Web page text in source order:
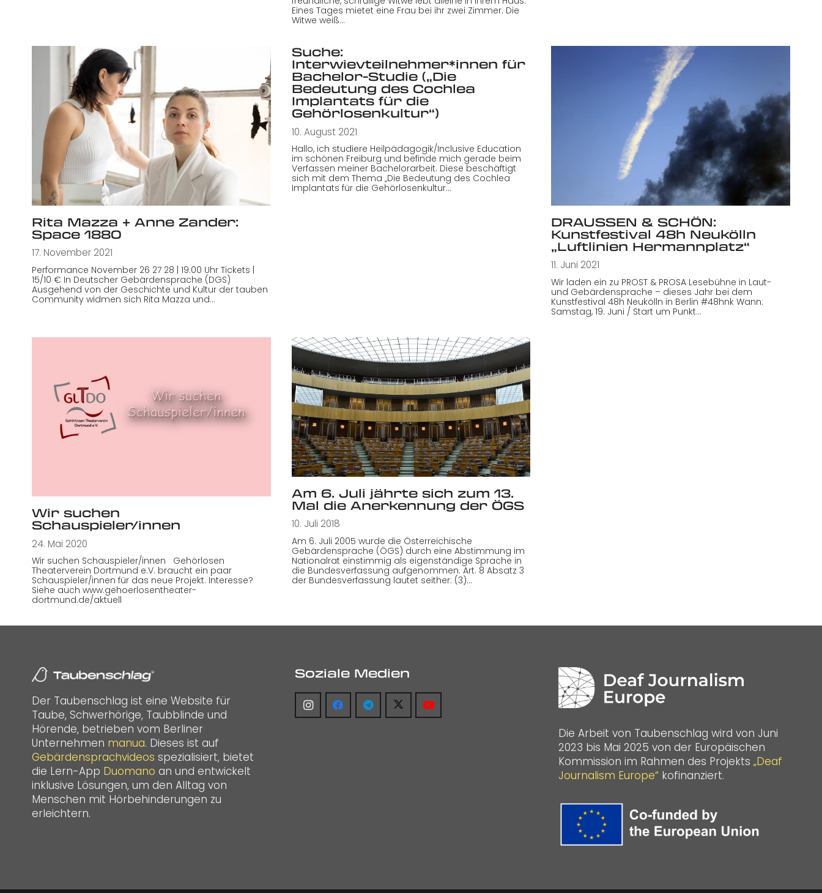
Eines Tages mietet eine Frau bei ihr zwei Zimmer. Die
Witwe weiß…
Rita Mazza + Anne Zander:
Space 1880
17. November 2021
Performance November 26 27 28 | 19.00 Uhr Tickets |
15/10 € In Deutscher Gebärdensprache (DGS)
Ausgehend von der Geschichte und Kultur der tauben
Community widmen sich Rita Mazza und…
Suche:
Interwievteilnehmer*innen für
Bachelor-Studie („Die
Bedeutung des Cochlea
Implantats für die
Gehörlosenkultur“)
10. August 2021
Hallo, ich studiere Heilpädagogik/Inclusive Education
im schönen Freiburg und befinde mich gerade beim
Verfassen meiner Bachelorarbeit. Diese beschäftigt
sich mit dem Thema „Die Bedeutung des Cochlea
Implantats für die Gehörlosenkultur…
DRAUSSEN & SCHÖN:
Kunstfestival 48h Neukölln
„Luftlinien Hermannplatz“
11. Juni 2021
Wir laden ein zu PROST & PROSA Lesebühne in Laut-
und Gebärdensprache – dieses Jahr bei dem
Kunstfestival 48h Neukölln in Berlin #48hnk Wann:
Samstag, 19. Juni / Start um Punkt…
Wir suchen
Schauspieler/innen
24. Mai 2020
Wir suchen Schauspieler/innen Gehörlosen
Theaterverein Dortmund e.V. braucht ein paar
Schauspieler/innen für das neue Projekt. Interesse?
Siehe auch www.gehoerlosentheater-
dortmund.de/aktuell
Am 6. Juli jährte sich zum 13.
Mal die Anerkennung der ÖGS
10. Juli 2018
Am 6. Juli 2005 wurde die Österreichische
Gebärdensprache (ÖGS) durch eine Abstimmung im
Nationalrat einstimmig als eigenständige Sprache in
die Bundesverfassung aufgenommen. Art. 8 Absatz 3
der Bundesverfassung lautet seither: (3)…
Der Taubenschlag ist eine Website für
Taube, Schwerhörige, Taubblinde und
Hörende, betrieben vom Berliner
Unternehmen manua. Dieses ist auf
Gebärdensprachvideos spezialisiert, bietet
die Lern-App Duomano an und entwickelt
inklusive Lösungen, um den Alltag von
Menschen mit Hörbehinderungen zu
erleichtern.
Soziale Medien
Die Arbeit von Taubenschlag wird von Juni
2023 bis Mai 2025 von der Europäischen
Kommission im Rahmen des Projekts „Deaf
Journalism Europe“ kofinanziert.